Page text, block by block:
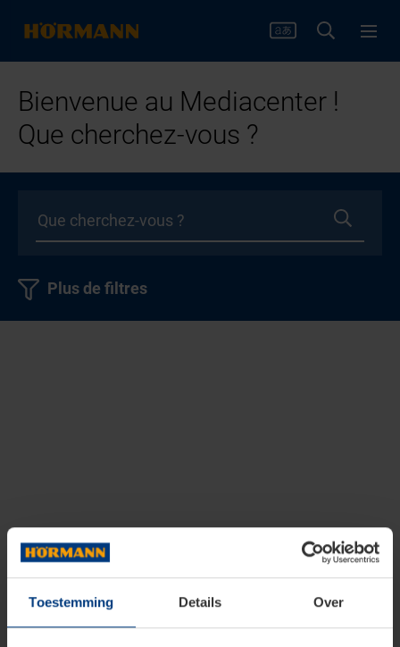
Toestemming Details Over
Bienvenue au Mediacenter !
Que cherchez-vous ?
Plus de filtres